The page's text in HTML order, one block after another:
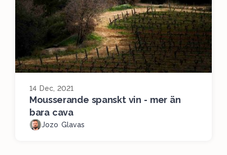
14 Dec, 2021
Mousserande spanskt vin - mer än
bara cava
Jozo Glavas